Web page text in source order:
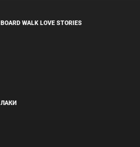
BOARD WALK LOVE STORIES
ЛАКИ